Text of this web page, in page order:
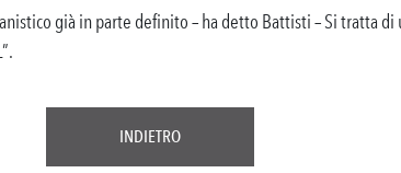
già in parte definito – ha detto Battisti – Si tratta di
INDIETRO